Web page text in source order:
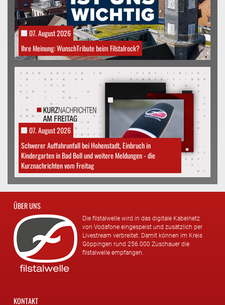
07. August 2026
Ihre Meinung: WunschTribute beim Filstalrock?
07. August 2026
Schwerer Auffahrunfall bei Hohenstadt, Einbruch in
Kindergarten in Bad Boll und weitere Meldungen - die
Kurznachrichten vom Freitag
ÜBER UNS
Die filstalwelle wird in das digitale Kabelnetz
von Vodafone eingespeist und zusätzlich per
Livestream verbreitet. Damit können im Kreis
Göppingen rund 256.000 Zuschauer die
filstalwelle empfangen.
KONTAKT